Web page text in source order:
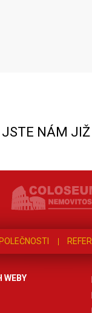
NÁM JIŽ
WEBY